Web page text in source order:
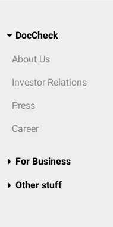
DocCheck
About Us
Investor Relations
Press
Career
For Business
Other stuff